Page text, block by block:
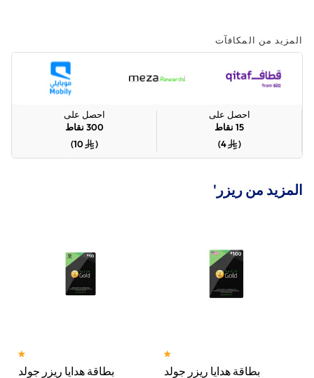
المزيد من المكافآت
احصل على
15 نقاط
(
4
)
احصل على
300 نقاط
(
10
)
المزيد من ريزر'
بطاقة هدايا ريزر جولد
بطاقة هدايا ريزر جولد